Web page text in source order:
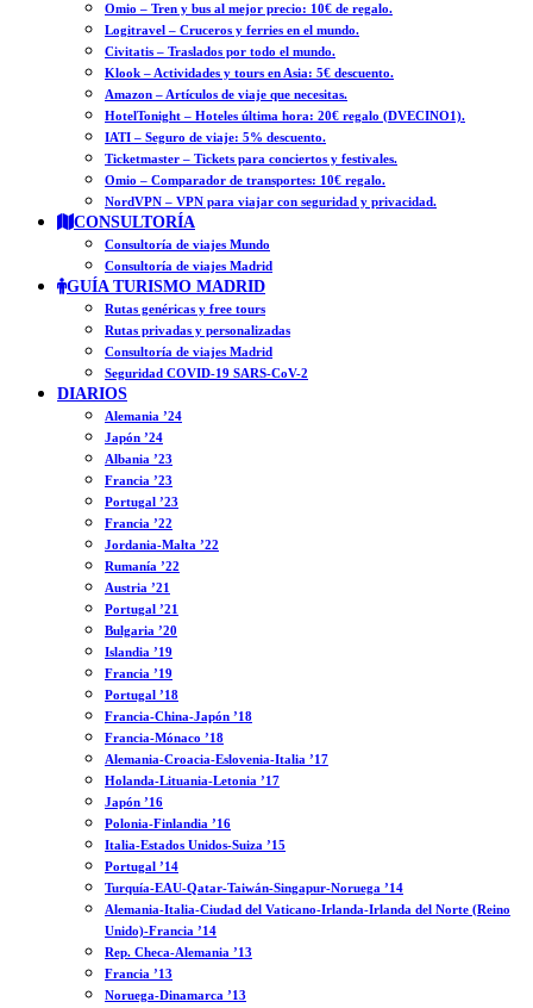
Omio – Tren y bus al mejor precio: 10€ de regalo.
Logitravel – Cruceros y ferries en el mundo.
Civitatis – Traslados por todo el mundo.
Klook – Actividades y tours en Asia: 5€ descuento.
Amazon – Artículos de viaje que necesitas.
HotelTonight – Hoteles última hora: 20€ regalo (DVECINO1).
IATI – Seguro de viaje: 5% descuento.
Ticketmaster – Tickets para conciertos y festivales.
Omio – Comparador de transportes: 10€ regalo.
NordVPN – VPN para viajar con seguridad y privacidad.
CONSULTORÍA
Consultoría de viajes Mundo
Consultoría de viajes Madrid
GUÍA TURISMO MADRID
Rutas genéricas y free tours
Rutas privadas y personalizadas
Consultoría de viajes Madrid
Seguridad COVID-19 SARS-CoV-2
DIARIOS
Alemania ’24
Japón ’24
Albania ’23
Francia ’23
Portugal ’23
Francia ’22
Jordania-Malta ’22
Rumanía ’22
Austria ’21
Portugal ’21
Bulgaria ’20
Islandia ’19
Francia ’19
Portugal ’18
Francia-China-Japón ’18
Francia-Mónaco ’18
Alemania-Croacia-Eslovenia-Italia ’17
Holanda-Lituania-Letonia ’17
Japón ’16
Polonia-Finlandia ’16
Italia-Estados Unidos-Suiza ’15
Portugal ’14
Turquía-EAU-Qatar-Taiwán-Singapur-Noruega ’14
Alemania-Italia-Ciudad del Vaticano-Irlanda-Irlanda del Norte (Reino
Unido)-Francia ’14
Rep. Checa-Alemania ’13
Francia ’13
Noruega-Dinamarca ’13